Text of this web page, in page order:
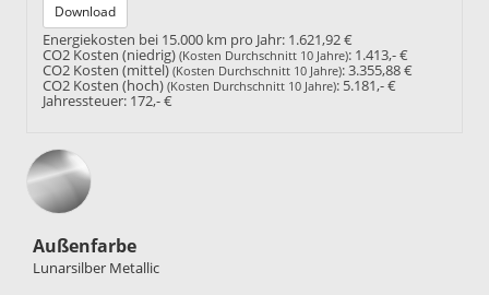
Download
Energiekosten bei 15.000 km pro Jahr: 1.621,92 €
CO2 Kosten (niedrig) (Kosten Durchschnitt 10 Jahre): 1.413,- €
CO2 Kosten (mittel) (Kosten Durchschnitt 10 Jahre):3.355,88 €
CO2 Kosten (hoch) (Kosten Durchschnitt 10 Jahre): 5.181,- €
Jahressteuer: 172,- €
Außenfarbe
Lunarsilber Metallic